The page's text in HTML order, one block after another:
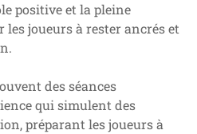
positive et la pleine
les joueurs à rester ancrés et
des séances
qui simulent des
préparant les joueurs à